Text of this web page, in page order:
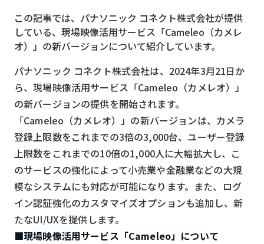
VPN
スマート〇〇
スマート農業
ドローン
ロボット
スマート物流
IoT
DX
ニュース
デジタルサイネージ
この記事では、パナソニック コネクト株式会社が提供
している、現場映像活用サービス「Cameleo（カメレ
オ）」の新バージョンについて紹介しています。
パナソニック コネクト株式会社は、2024年3月21日か
ら、現場映像活用サービス「Cameleo（カメレオ）」
の新バージョンの提供を開始されます。
「Cameleo（カメレオ）」の新バージョンは、カメラ
登録上限数をこれまでの3倍の3,000台、ユーザー登録
上限数をこれまでの10倍の1,000人に大幅拡大し、こ
のサービスの強化によって小売業や金融業などの大規
模なシステムにも対応が可能になります。また、ログ
イン認証強化のカスタマイズオプションも追加し、新
たなUI/UXを提供します。
■現場映像活用サービス「Cameleo」について